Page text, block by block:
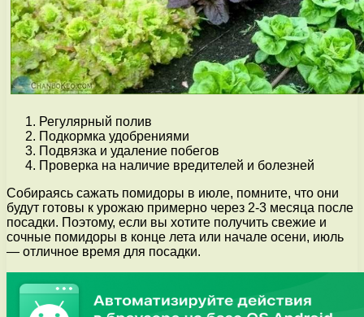
Регулярный полив
Подкормка удобрениями
Подвязка и удаление побегов
Проверка на наличие вредителей и болезней
Собираясь сажать помидоры в июле, помните, что они
будут готовы к урожаю примерно через 2-3 месяца после
посадки. Поэтому, если вы хотите получить свежие и
сочные помидоры в конце лета или начале осени, июль
— отличное время для посадки.